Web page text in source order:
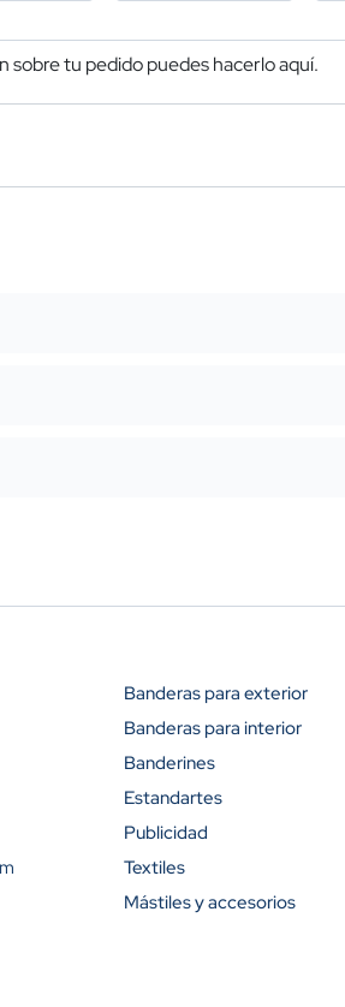
sobre tu pedido puedes hacerlo aquí.
35%
Banderas para exterior
Banderas para interior
Banderines
Estandartes
Publicidad
Textiles
Mástiles y accesorios